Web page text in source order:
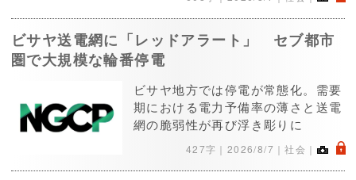
ビサヤ送電網に「レッドアラート」 セブ都市
圏で大規模な輪番停電
ビサヤ地方では停電が常態化。需要
期における電力予備率の薄さと送電
網の脆弱性が再び浮き彫りに
427字｜ 2026/8/7 ｜社会｜ .